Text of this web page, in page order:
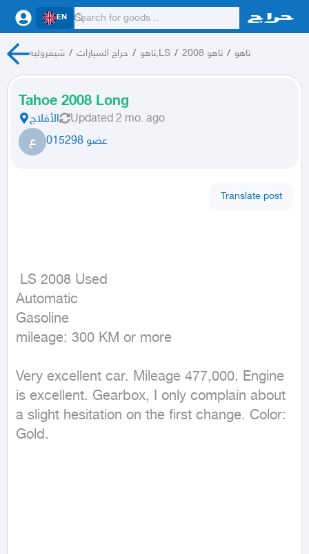
EN
شيفروليه / حراج السيارات / تاهو,LS / تاهو 2008 / تاهو
Tahoe 2008 Long
الأفلاج Updated 2 mo. ago
ع عضو 015298
Translate post
Automatic
Gasoline
mileage: 300 KM or more
Very excellent car. Mileage 477,000. Engine
is excellent. Gearbox, I only complain about
a slight hesitation on the first change. Color:
Gold.